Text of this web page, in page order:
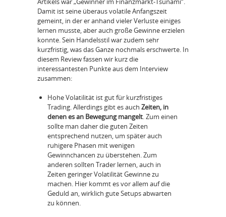
Damit ist seine überaus volatile Anfangszeit
gemeint, in der er anhand vieler Verluste einiges
lernen musste, aber auch große Gewinne erzielen
konnte. Sein Handelsstil war zudem sehr
kurzfristig, was das Ganze nochmals erschwerte. In
diesem Review fassen wir kurz die
interessantesten Punkte aus dem Interview
zusammen:
Hohe Volatilität ist gut für kurzfristiges
Trading. Allerdings gibt es auch Zeiten, in
denen es an Bewegung mangelt. Zum einen
sollte man daher die guten Zeiten
entsprechend nutzen, um später auch
ruhigere Phasen mit wenigen
Gewinnchancen zu überstehen. Zum
anderen sollten Trader lernen, auch in
Zeiten geringer Volatilität Gewinne zu
machen. Hier kommt es vor allem auf die
Geduld an, wirklich gute Setups abwarten
zu können.